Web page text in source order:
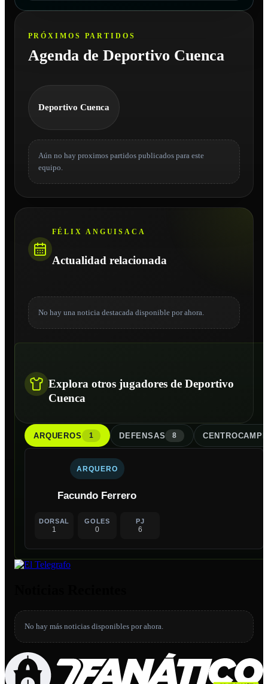
PRÓXIMOS PARTIDOS
Agenda de Deportivo Cuenca
Deportivo Cuenca
Aún no hay proximos partidos publicados para este
equipo.
FÉLIX ANGUISACA
Actualidad relacionada
No hay una noticia destacada disponible por ahora.
Explora otros jugadores de Deportivo
Cuenca
ARQUEROS 1 DEFENSAS 8
ARQUERO
Facundo Ferrero
DORSAL
1
GOLES
0
PJ
6
No hay más noticias disponibles por ahora.